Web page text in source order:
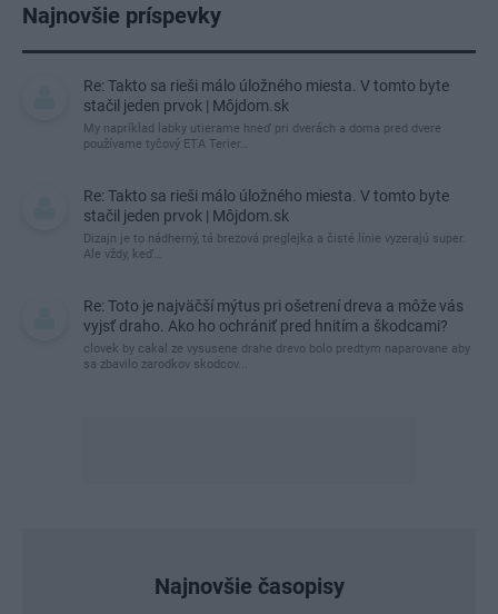
Najnovšie príspevky
Re: Takto sa rieši málo úložného miesta. V tomto byte
stačil jeden prvok | Môjdom.sk
My napríklad labky utierame hneď pri dverách a doma pred dvere
používame tyčový ETA Terier…
Re: Takto sa rieši málo úložného miesta. V tomto byte
stačil jeden prvok | Môjdom.sk
Dizajn je to nádherný, tá brezová preglejka a čisté línie vyzerajú super.
Ale vždy, keď…
Re: Toto je najväčší mýtus pri ošetrení dreva a môže vás
vyjsť draho. Ako ho ochrániť pred hnitím a škodcami?
clovek by cakal ze vysusene drahe drevo bolo predtym naparovane aby
sa zbavilo zarodkov skodcov...
Najnovšie časopisy